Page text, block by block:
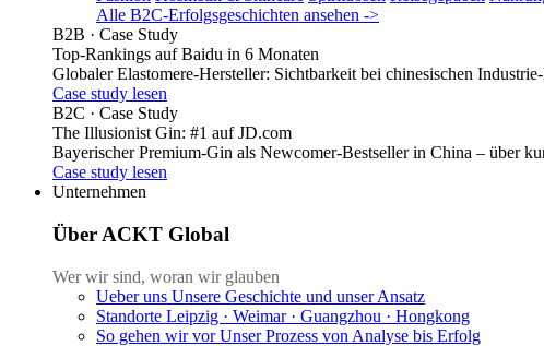
Alle B2C-Erfolgsgeschichten ansehen ->
B2B · Case Study
Top-Rankings auf Baidu in 6 Monaten
Globaler Elastomere-Hersteller: Sichtbarkeit bei chinesischen
Case study lesen
B2C · Case Study
The Illusionist Gin: #1 auf JD.com
Bayerischer Premium-Gin als Newcomer-Bestseller in China – über
Case study lesen
Unternehmen
Über ACKT Global
Wer wir sind, woran wir glauben
Ueber uns Unsere Geschichte und unser Ansatz
Standorte Leipzig · Weimar · Guangzhou · Hongkong
So gehen wir vor Unser Prozess von Analyse bis Erfolg